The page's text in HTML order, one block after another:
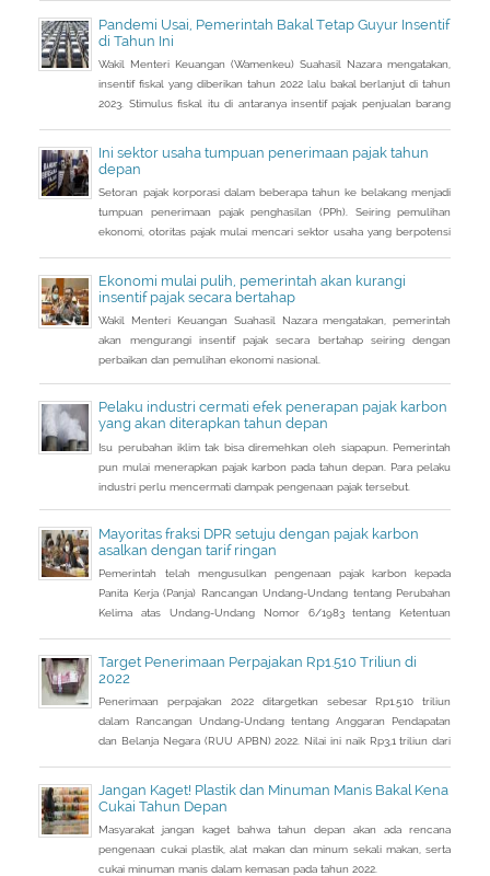
112/PMK.03/2022. Dalam PMK yang menjadi aturan turunan Peraturan
Pandemi Usai, Pemerintah Bakal Tetap Guyur Insentif
di Tahun Ini
Wakil Menteri Keuangan (Wamenkeu) Suahasil Nazara mengatakan,
insentif fiskal yang diberikan tahun 2022 lalu bakal berlanjut di tahun
2023. Stimulus fiskal itu di antaranya insentif pajak penjualan barang
(PPN DTP) untuk sektor properti.
Ini sektor usaha tumpuan penerimaan pajak tahun
depan
Setoran pajak korporasi dalam beberapa tahun ke belakang menjadi
tumpuan penerimaan pajak penghasilan (PPh). Seiring pemulihan
ekonomi, otoritas pajak mulai mencari sektor usaha yang berpotensi
Ekonomi mulai pulih, pemerintah akan kurangi
insentif pajak secara bertahap
Wakil Menteri Keuangan Suahasil Nazara mengatakan, pemerintah
akan mengurangi insentif pajak secara bertahap seiring dengan
perbaikan dan pemulihan ekonomi nasional.
Pelaku industri cermati efek penerapan pajak karbon
yang akan diterapkan tahun depan
Isu perubahan iklim tak bisa diremehkan oleh siapapun. Pemerintah
pun mulai menerapkan pajak karbon pada tahun depan. Para pelaku
industri perlu mencermati dampak pengenaan pajak tersebut.
Mayoritas fraksi DPR setuju dengan pajak karbon
asalkan dengan tarif ringan
Pemerintah telah mengusulkan pengenaan pajak karbon kepada
Panita Kerja (Panja) Rancangan Undang-Undang tentang Perubahan
Kelima atas Undang-Undang Nomor 6/1983 tentang Ketentuan
Target Penerimaan Perpajakan Rp1.510 Triliun di
2022
Penerimaan perpajakan 2022 ditargetkan sebesar Rp1.510 triliun
dalam Rancangan Undang-Undang tentang Anggaran Pendapatan
dan Belanja Negara (RUU APBN) 2022. Nilai ini naik Rp3,1 triliun dari
pada 16 Agustus 2021.
Jangan Kaget! Plastik dan Minuman Manis Bakal Kena
Cukai Tahun Depan
Masyarakat jangan kaget bahwa tahun depan akan ada rencana
pengenaan cukai plastik, alat makan dan minum sekali makan, serta
cukai minuman manis dalam kemasan pada tahun 2022.